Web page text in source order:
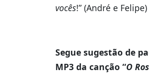
vocês!” (André e Felipe)
Segue sugestão de
MP3 da canção “O